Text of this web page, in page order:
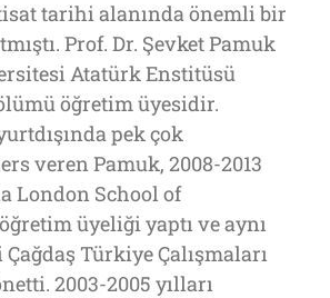
tarihi alanında önemli bir
Prof. Dr. Şevket Pamuk
Atatürk Enstitüsü
öğretim üyesidir.
pek çok
veren Pamuk, 2008-2013
London School of
üyeliği yaptı ve aynı
Türkiye Çalışmaları
2003-2005 yılları